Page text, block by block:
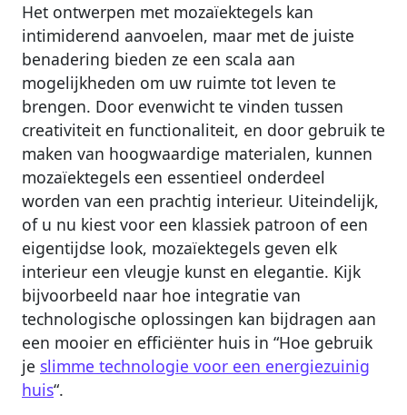
Het ontwerpen met mozaïektegels kan
intimiderend aanvoelen, maar met de juiste
benadering bieden ze een scala aan
mogelijkheden om uw ruimte tot leven te
brengen. Door evenwicht te vinden tussen
creativiteit en functionaliteit, en door gebruik te
maken van hoogwaardige materialen, kunnen
mozaïektegels een essentieel onderdeel
worden van een prachtig interieur. Uiteindelijk,
of u nu kiest voor een klassiek patroon of een
eigentijdse look, mozaïektegels geven elk
interieur een vleugje kunst en elegantie. Kijk
bijvoorbeeld naar hoe integratie van
technologische oplossingen kan bijdragen aan
een mooier en efficiënter huis in “Hoe gebruik
je slimme technologie voor een energiezuinig
huis“.